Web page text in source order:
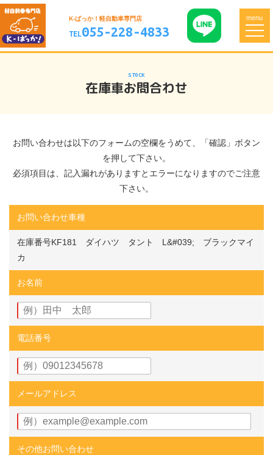
K-ばっか！軽自動車専門店
TEL055-228-4833
menu
STOCK
在庫車お問合わせ
お問い合わせは以下のフォームの空欄をうめて、「確認」ボタン
を押して下さい。
必須項目は、記入漏れがありますとエラーになりますのでご注意
下さい。
お問い合わせ車種
在庫番号KF181 ダイハツ タント L&#039; ブラックマイ
カ
お名前
電話番号
メールアドレス
その他お問い合わせ